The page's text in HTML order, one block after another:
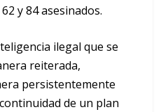
y 84 asesinados.
ilegal que se
reiterada,
persistentemente
de un plan